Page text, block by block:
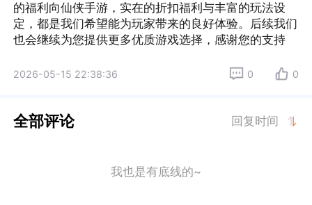
的福利向仙侠手游，实在的折扣福利与丰富的玩法设
定，都是我们希望能为玩家带来的良好体验。后续我们
也会继续为您提供更多优质游戏选择，感谢您的支持
2026-05-15 22:38:36 0 0
全部评论 回复时间
我也是有底线的~